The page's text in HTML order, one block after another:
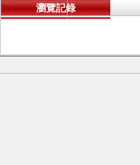
瀏覽記錄